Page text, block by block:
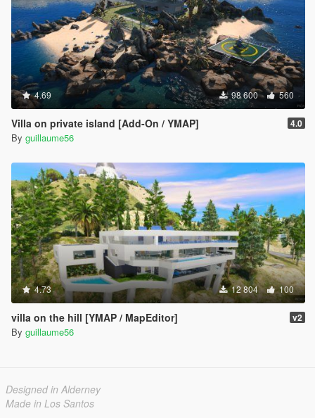
4.69 98 600 560
Villa on private island [Add-On / YMAP] 4.0
By guillaume56
4.73 12 804 100
villa on the hill [YMAP / MapEditor] v2
By guillaume56
Designed in Alderney
Made in Los Santos